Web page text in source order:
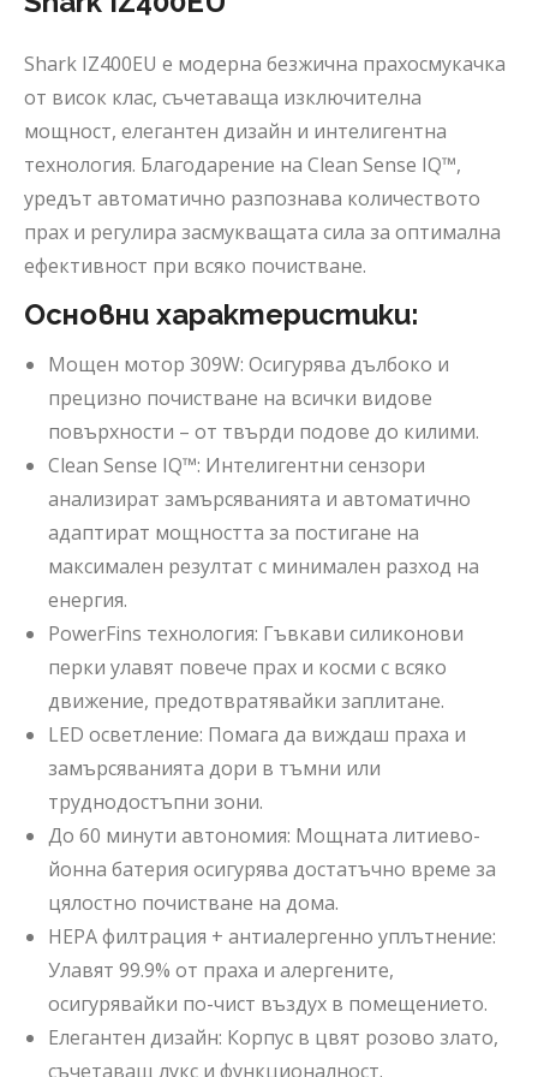
Shark IZ400EU е модерна безжична прахосмукачка
от висок клас, съчетаваща изключителна
мощност, елегантен дизайн и интелигентна
технология. Благодарение на Clean Sense IQ™,
уредът автоматично разпознава количеството
прах и регулира засмукващата сила за оптимална
ефективност при всяко почистване.
Основни характеристики:
Мощен мотор 309W: Осигурява дълбоко и
прецизно почистване на всички видове
повърхности – от твърди подове до килими.
Clean Sense IQ™: Интелигентни сензори
анализират замърсяванията и автоматично
адаптират мощността за постигане на
максимален резултат с минимален разход на
енергия.
PowerFins технология: Гъвкави силиконови
перки улавят повече прах и косми с всяко
движение, предотвратявайки заплитане.
LED осветление: Помага да виждаш праха и
замърсяванията дори в тъмни или
труднодостъпни зони.
До 60 минути автономия: Мощната литиево-
йонна батерия осигурява достатъчно време за
цялостно почистване на дома.
HEPA филтрация + антиалергенно уплътнение:
Улавят 99.9% от праха и алергените,
осигурявайки по-чист въздух в помещението.
Елегантен дизайн: Корпус в цвят розово злато,
съчетаващ лукс и функционалност.